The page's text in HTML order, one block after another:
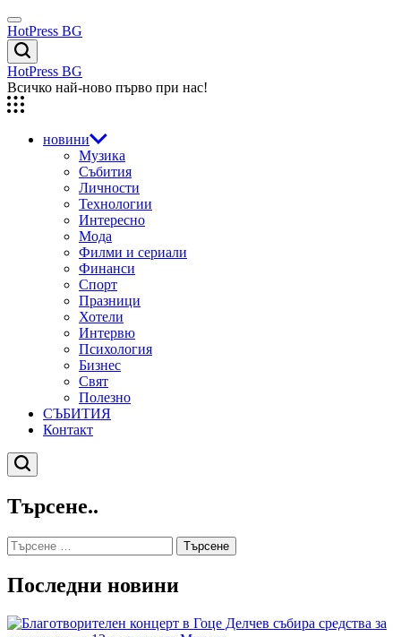
Skip
to
content
Menu
HotPress BG
Търсене
HotPress BG
Всичко най-ново първо при нас!
новини
Музика
Събития
Личности
Технологии
Интересно
Мода
Филми и сериали
Финанси
Спорт
Празници
Хотели
Интервю
Психология
Бизнес
Свят
Полезно
СЪБИТИЯ
Контакт
Търсене
Търсене..
Търсене
за:
Последни новини